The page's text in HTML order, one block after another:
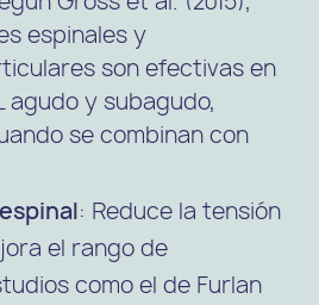
espinales y
son efectivas en
agudo y subagudo,
se combinan con
: Reduce la tensión
el rango de
como el de Furlan